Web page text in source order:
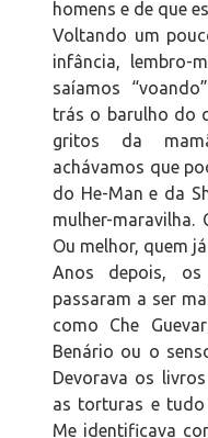
homens e de que
Voltando um
infância, lembro-
saíamos
trás o barulho do
gritos da
achávamos que
do He-Man e da
mulher-maravilha.
Ou melhor, quem
Anos depois,
passaram a ser
como Che
Benário ou o
Devorava os
as torturas e
Me identificava